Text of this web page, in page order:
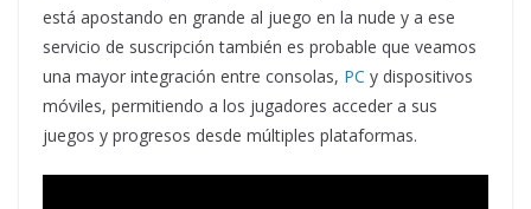
está apostando en grande al juego en la nude y a ese
servicio de suscripción también es probable que veamos
una mayor integración entre consolas, PC y dispositivos
móviles, permitiendo a los jugadores acceder a sus
juegos y progresos desde múltiples plataformas.